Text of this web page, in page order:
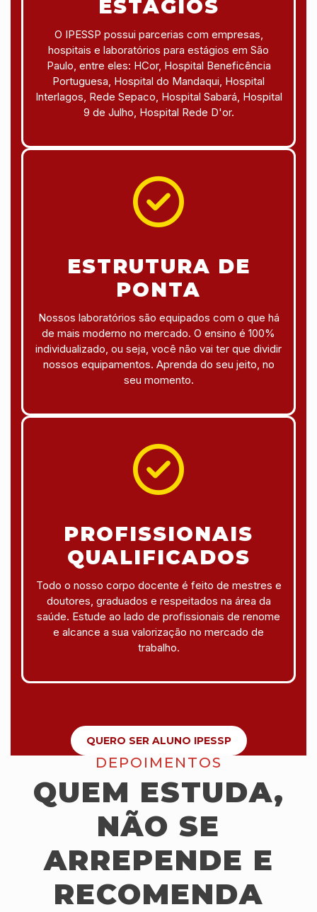
ESTÁGIOS
O IPESSP possui parcerias com empresas,
hospitais e laboratórios para estágios em São
Paulo, entre eles: HCor, Hospital Beneficência
Portuguesa, Hospital do Mandaqui, Hospital
Interlagos, Rede Sepaco, Hospital Sabará, Hospital
9 de Julho, Hospital Rede D'or.
ESTRUTURA DE
PONTA
Nossos laboratórios são equipados com o que há
de mais moderno no mercado. O ensino é 100%
individualizado, ou seja, você não vai ter que dividir
nossos equipamentos. Aprenda do seu jeito, no
seu momento.
PROFISSIONAIS
QUALIFICADOS
Todo o nosso corpo docente é feito de mestres e
doutores, graduados e respeitados na área da
saúde. Estude ao lado de profissionais de renome
e alcance a sua valorização no mercado de
trabalho.
QUERO SER ALUNO IPESSP
DEPOIMENTOS
QUEM ESTUDA,
NÃO SE
ARREPENDE E
RECOMENDA